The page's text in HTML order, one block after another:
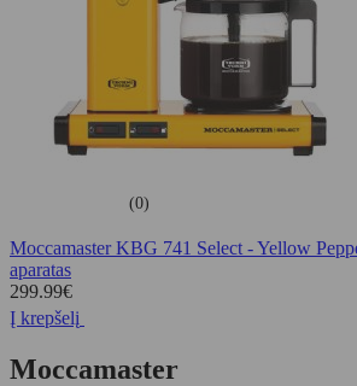
(0)
Moccamaster KBG 741 Select - Yellow
aparatas
299.99€
Į krepšelį
Moccamaster